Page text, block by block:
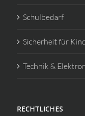
Schulbedarf
Sicherheit für
Technik &
RECHTLICHES